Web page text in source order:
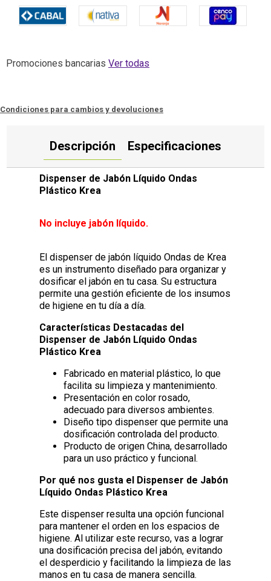
Promociones bancarias Ver todas
Condiciones para cambios y devoluciones
Descripción Especificaciones
Dispenser de Jabón Líquido Ondas
Plástico Krea
No incluye jabón líquido.
El dispenser de jabón líquido Ondas de Krea
es un instrumento diseñado para organizar y
dosificar el jabón en tu casa. Su estructura
permite una gestión eficiente de los insumos
de higiene en tu día a día.
Características Destacadas del
Dispenser de Jabón Líquido Ondas
Plástico Krea
Fabricado en material plástico, lo que
facilita su limpieza y mantenimiento.
Presentación en color rosado,
adecuado para diversos ambientes.
Diseño tipo dispenser que permite una
dosificación controlada del producto.
Producto de origen China, desarrollado
para un uso práctico y funcional.
Por qué nos gusta el Dispenser de Jabón
Líquido Ondas Plástico Krea
Este dispenser resulta una opción funcional
para mantener el orden en los espacios de
higiene. Al utilizar este recurso, vas a lograr
una dosificación precisa del jabón, evitando
el desperdicio y facilitando la limpieza de las
manos en tu casa de manera sencilla.